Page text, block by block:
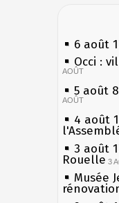
6 août
Occi :
AOÛT
5 août
AOÛT
4 août
3 août
Rouelle 3
Musée